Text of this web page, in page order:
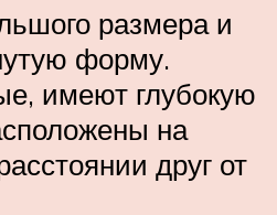
размера и
форму.
имеют глубокую
на
друг от